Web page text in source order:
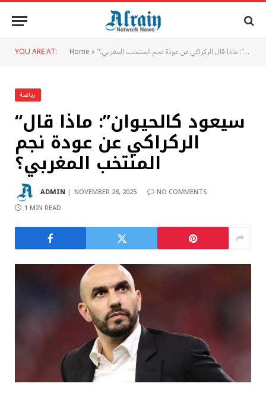
YOU ARE AT: Home» “سيعود كالحيوان”: ماذا قال الركراكي عن عودة نجم المنتخب المغربي؟
رياضة
“سيعود كالحيوان”: ماذا قال
الركراكي عن عودة نجم
المنتخب المغربي؟
ADMIN NOVEMBER 28, 2025
NO COMMENTS
1 MIN READ